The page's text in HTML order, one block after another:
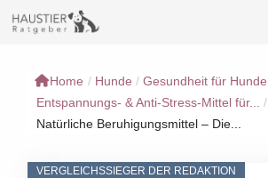
Inhalt
Home / Hunde / Gesundheit für Hunde
Entspannungs- & Anti-Stress-Mittel für...
/
Natürliche Beruhigungsmittel – Die...
VERGLEICHSSIEGER DER REDAKTION